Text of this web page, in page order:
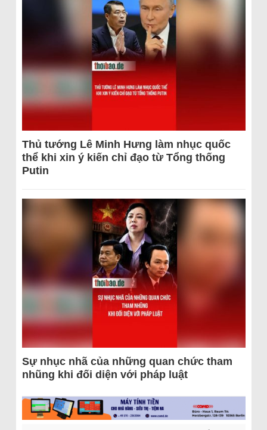
Thủ tướng Lê Minh Hưng làm nhục quốc
thể khi xin ý kiến chỉ đạo từ Tổng thống
Putin
Sự nhục nhã của những quan chức tham
nhũng khi đối diện với pháp luật